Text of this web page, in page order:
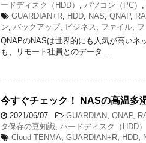
ードディスク（HDD） , パソコン（PC） ,
GUARDIAN+R, HDD, NAS, QNAP,
ン, バックアップ, ビジネス , ファイル,
QNAPのNASは世界的にも人気が高いネ
も、リモート社員とのデータ…
今すぐチェック！ NASの高温多
2021/06/07 -GUARDIAN, QNAP,
タ保存の豆知識, ハードディスク（HDD）
Cloud TENMA, GUARDIAN+R, HDD,